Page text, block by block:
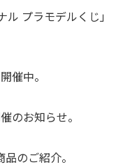
ル プラモデルくじ」
催中。
のお知らせ。
のご紹介。